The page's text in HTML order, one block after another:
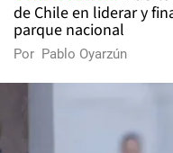
de Chile en liderar y
parque nacional
Por Pablo Oyarzún